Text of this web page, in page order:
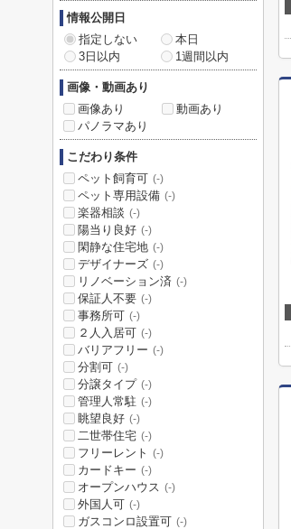
情報公開日
指定しない
本日
3日以内
1週間以内
画像・動画あり
画像あり
動画あり
パノラマあり
こだわり条件
ペット飼育可 (-)
ペット専用設備 (-)
楽器相談 (-)
陽当り良好 (-)
閑静な住宅地 (-)
デザイナーズ (-)
リノベーション済 (-)
保証人不要 (-)
事務所可 (-)
２人入居可 (-)
バリアフリー (-)
分割可 (-)
分譲タイプ (-)
管理人常駐 (-)
眺望良好 (-)
二世帯住宅 (-)
フリーレント (-)
カードキー (-)
オープンハウス (-)
外国人可 (-)
ガスコンロ設置可 (-)